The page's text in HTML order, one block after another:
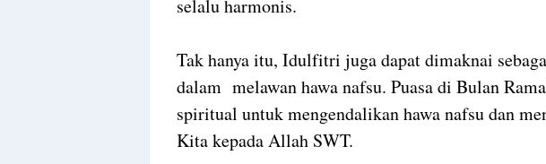
selalu harmonis.
Tak hanya itu, Idulfitri juga dapat dimaknai
dalam melawan hawa nafsu. Puasa di Bulan
spiritual untuk mengendalikan hawa nafsu dan
Kita kepada Allah SWT.